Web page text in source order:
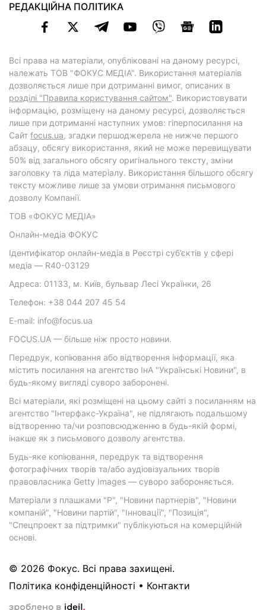
РЕДАКЦІЙНА ПОЛІТИКА
Всі права на матеріали, опубліковані на даному ресурсі,
належать ТОВ "ФОКУС МЕДІА". Використання матеріалів
дозволяється лише при дотриманні вимог, описаних в
розділі "Правила користування сайтом". Використовувати
інформацію, розміщену на даному ресурсі, дозволяється
лише при дотриманні наступних умов: гіперпосилання на
Cайт focus.ua, згадки першоджерела не нижче першого
абзацу, обсягу використання, який не може перевищувати
50% від загального обсягу оригінального тексту, зміни
заголовку та ліда матеріалу. Використання більшого обсягу
тексту можливе лише за умови отримання письмового
дозволу Компанії.
ТОВ «ФОКУС МЕДІА»
Онлайн-медіа ФОКУС
Ідентифікатор онлайн-медіа в Реєстрі суб’єктів у сфері
медіа — R40-03129
Адреса: 01133, м. Київ, бульвар Лесі Українки, 26
Телефон: +38 044 207 45 54
E-mail: info@focus.ua
FOCUS.UA — більше ніж просто новини.
Передрук, копіювання або відтворення інформації, яка
містить посилання на агентство ІнА "Українські Новини", в
будь-якому вигляді суворо заборонені.
Всі матеріали, які розміщені на цьому сайті з посиланням на
агентство "Інтерфакс-Україна", не підлягають подальшому
відтворенню та/чи розповсюдженню в будь-якій формі,
інакше як з письмового дозволу агентства.
Будь-яке копіювання, передрук та відтворення
фотографічних творів та/або аудіовізуальних творів
правовласника Getty Images — суворо забороняється.
Матеріали з плашками "Р", "Новини партнерів", "Новини
компаній", "Новини партій", "Інновації", "Позиція",
"Спецпроект за підтримки" публікуються на комерційній
основі.
© 2026 Фокус. Всі права захищені.
Політика конфіденційності • Контакти